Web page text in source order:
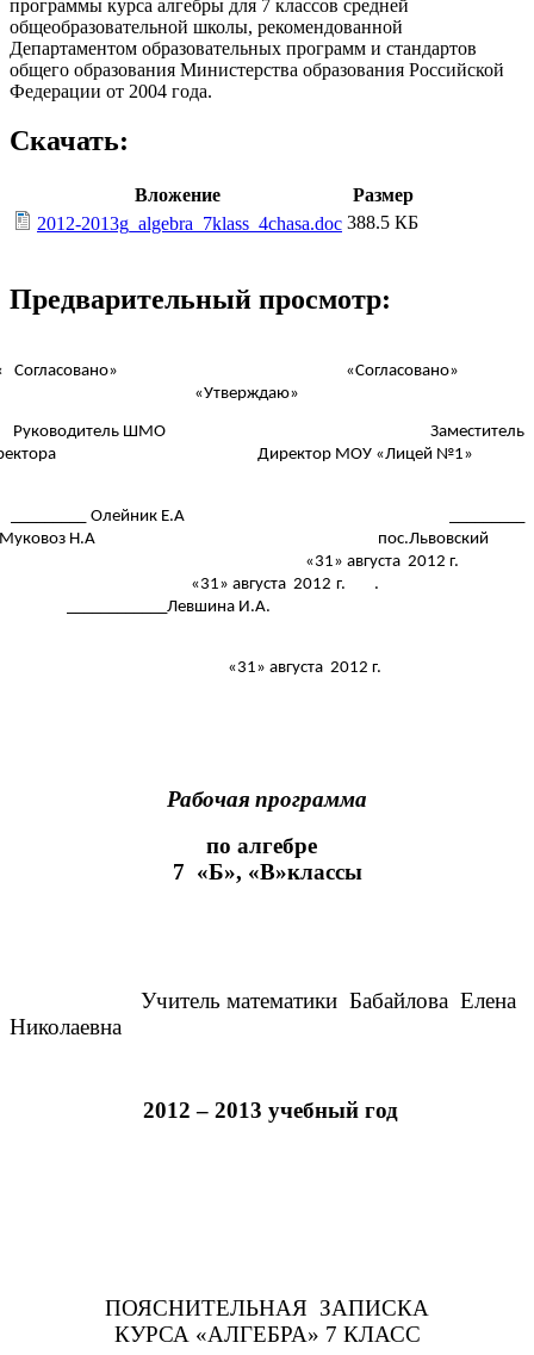
программы курса алгебры для 7 классов средней
общеобразовательной школы, рекомендованной
Департаментом образовательных программ и стандартов
общего образования Министерства образования Российской
Федерации от 2004 года.
Скачать:
Вложение
Размер
2012-2013g_algebra_7klass_4chasa.doc 388.5 КБ
Предварительный просмотр:
Согласовано» «Согласовано»
ШМО Заместитель
Директор МОУ «Лицей №1»
Олейник Е.А _________
Н.А пос.Львовский
августа 2012 г.
августа 2012 г. .
И.А.
августа 2012 г.
Рабочая программа
по алгебре
7 «Б», «В»классы
Учитель математики Бабайлова Елена
Николаевна
2012 – 2013 учебный год
ПОЯСНИТЕЛЬНАЯ ЗАПИСКА
КУРСА «АЛГЕБРА» 7 КЛАСС